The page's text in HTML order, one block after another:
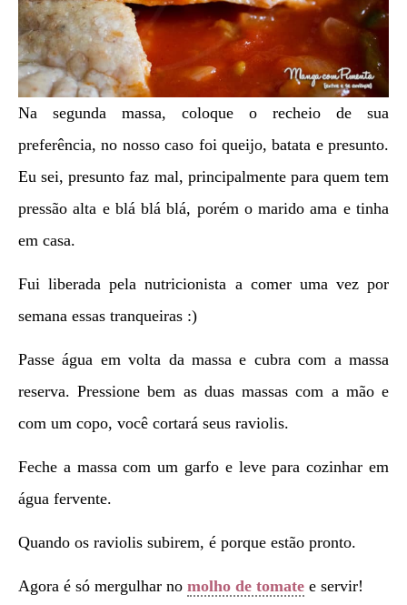
Na segunda massa, coloque o recheio de sua
preferência, no nosso caso foi queijo, batata e presunto.
Eu sei, presunto faz mal, principalmente para quem tem
pressão alta e blá blá blá, porém o marido ama e tinha
em casa.
Fui liberada pela nutricionista a comer uma vez por
semana essas tranqueiras :)
Passe água em volta da massa e cubra com a massa
reserva. Pressione bem as duas massas com a mão e
com um copo, você cortará seus raviolis.
Feche a massa com um garfo e leve para cozinhar em
água fervente.
Quando os raviolis subirem, é porque estão pronto.
Agora é só mergulhar no molho de tomate e servir!